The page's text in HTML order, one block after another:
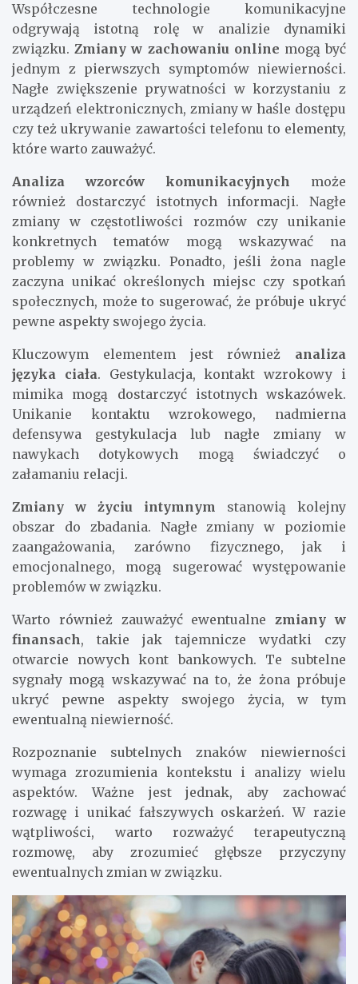
Współczesne technologie komunikacyjne
odgrywają istotną rolę w analizie dynamiki
związku.Zmiany w zachowaniu online mogą być
jednym z pierwszych symptomów niewierności.
Nagłe zwiększenie prywatności w korzystaniu z
urządzeń elektronicznych, zmiany w haśle dostępu
czy też ukrywanie zawartości telefonu to elementy,
które warto zauważyć.
Analiza wzorców komunikacyjnych może
również dostarczyć istotnych informacji. Nagłe
zmiany w częstotliwości rozmów czy unikanie
konkretnych tematów mogą wskazywać na
problemy w związku. Ponadto, jeśli żona nagle
zaczyna unikać określonych miejsc czy spotkań
społecznych, może to sugerować, że próbuje ukryć
pewne aspekty swojego życia.
Kluczowym elementem jest również analiza
języka ciała. Gestykulacja, kontakt wzrokowy i
mimika mogą dostarczyć istotnych wskazówek.
Unikanie kontaktu wzrokowego, nadmierna
defensywa gestykulacja lub nagłe zmiany w
nawykach dotykowych mogą świadczyć o
załamaniu relacji.
Zmiany w życiu intymnym stanowią kolejny
obszar do zbadania. Nagłe zmiany w poziomie
zaangażowania, zarówno fizycznego, jak i
emocjonalnego, mogą sugerować występowanie
problemów w związku.
Warto również zauważyć ewentualnezmiany w
finansach, takie jak tajemnicze wydatki czy
otwarcie nowych kont bankowych. Te subtelne
sygnały mogą wskazywać na to, że żona próbuje
ukryć pewne aspekty swojego życia, w tym
ewentualną niewierność.
Rozpoznanie subtelnych znaków niewierności
wymaga zrozumienia kontekstu i analizy wielu
aspektów. Ważne jest jednak, aby zachować
rozwagę i unikać fałszywych oskarżeń. W razie
wątpliwości, warto rozważyć terapeutyczną
rozmowę, aby zrozumieć głębsze przyczyny
ewentualnych zmian w związku.